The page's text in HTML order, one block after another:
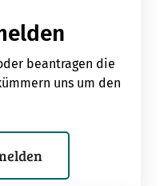
beantragen die
uns um den